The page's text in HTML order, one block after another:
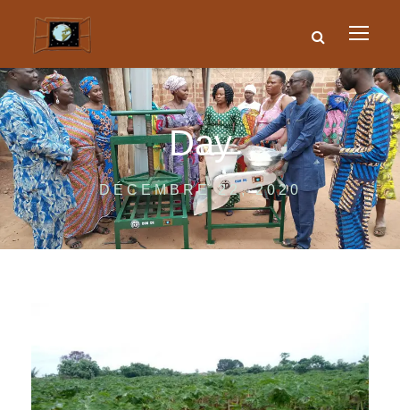
Day
DÉCEMBRE 22, 2020